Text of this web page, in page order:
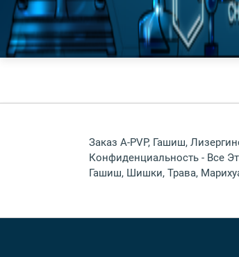
Заказ A-PVP, Гашиш,
Конфиденциальность - Все
Гашиш, Шишки, Трава,